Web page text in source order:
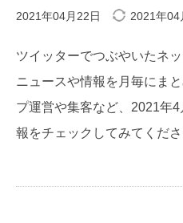
2021年04月22日 2021年04
ツイッターでつぶやいたネ
ニュースや情報を月毎にま
プ運営や集客など、2021年
報をチェックしてみてくださ